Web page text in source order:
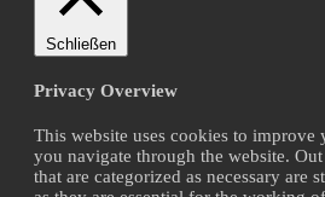
Schließen
Privacy Overview
This website uses cookies to improve
you navigate through the website.
that are categorized as necessary are